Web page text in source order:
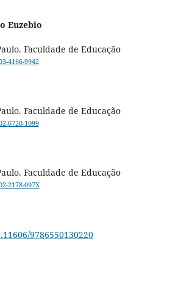
Euzebio
Faculdade de Educação
4166-9942
Faculdade de Educação
6720-1099
Faculdade de Educação
2178-097X
9786550130220